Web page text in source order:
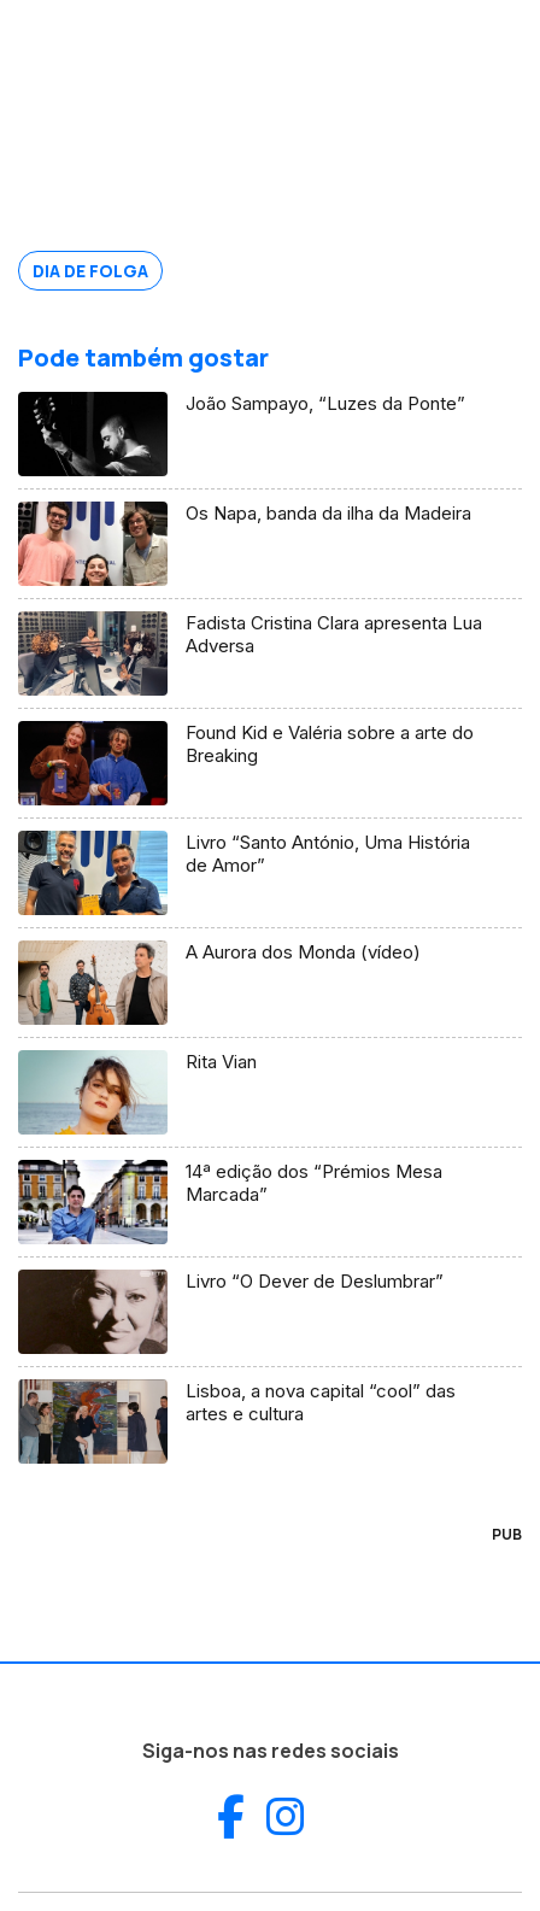
DIA DE FOLGA
Pode também gostar
João Sampayo, “Luzes da Ponte”
Os Napa, banda da ilha da Madeira
Fadista Cristina Clara apresenta Lua
Adversa
Found Kid e Valéria sobre a arte do
Breaking
Livro “Santo António, Uma História
de Amor”
A Aurora dos Monda (vídeo)
Rita Vian
14ª edição dos “Prémios Mesa
Marcada”
Livro “O Dever de Deslumbrar”
Lisboa, a nova capital “cool” das
artes e cultura
PUB
Siga-nos nas redes sociais
Facebook